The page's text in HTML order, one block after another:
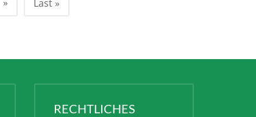
Last »
RECHTLICHES